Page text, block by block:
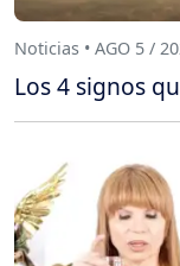
Noticias • AGO 5 /
Los 4 signos